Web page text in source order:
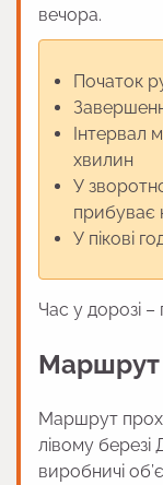
вечора.
Початок
Інтервал
хвилин
У
прибуває
У пікові
Час у дорозі
Маршрут
Маршрут
лівому
виробничі